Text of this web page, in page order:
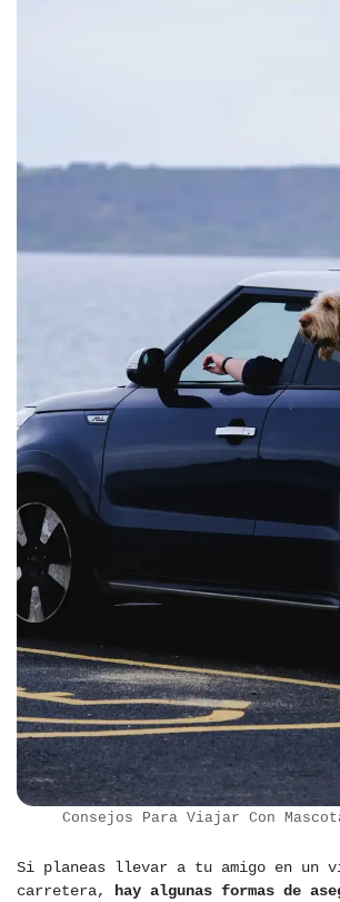
Consejos Para Viajar Con
Si planeas llevar a tu amigo en un
carretera, hay algunas formas de